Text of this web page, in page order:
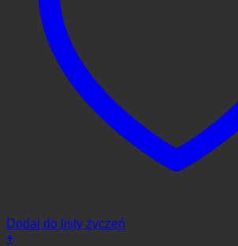
Dodaj do listy życzeń
+